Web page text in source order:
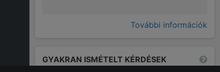
További információk
GYAKRAN ISMÉTELT KÉRDÉSEK